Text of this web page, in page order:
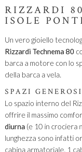
RIZZARDI
ISOLE
Un vero gioiello
Rizzardi Technema 80
barca a motore con lo
della barca a vela.
SPAZI
Lo spazio interno del
offrire il massimo
diurna (e 10 in crociera
lunghezza sono infatti
cabina armatoriale, 1